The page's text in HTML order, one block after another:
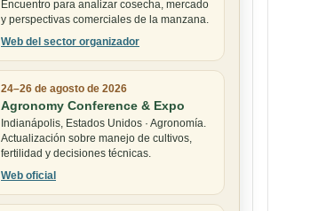
Encuentro para analizar cosecha, mercado
y perspectivas comerciales de la manzana.
Web del sector organizador
24–26 de agosto de 2026
Agronomy Conference & Expo
Indianápolis, Estados Unidos · Agronomía.
Actualización sobre manejo de cultivos,
fertilidad y decisiones técnicas.
Web oficial